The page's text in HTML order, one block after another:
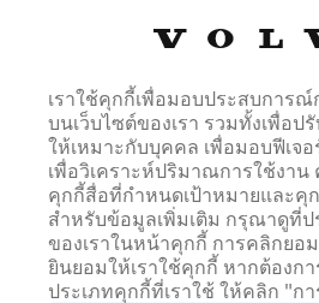
เราใช้คุกกี้เพื่อมอบประสบการ
บนเว็บไซต์ของเรา รวมทั้งเพื่อ
ให้เหมาะกับบุคคล เพื่อมอบฟีเจอ
เพื่อวิเคราะห์ปริมาณการใช้งาน
คุกกี้สื่อที่กำหนดเป้าหมายและคุ
สำหรับข้อมูลเพิ่มเติม กรุณาดูที่ป
ของเราในหน้าคุกกี้ การคลิกยอ
ยินยอมให้เราใช้คุกกี้ หากต้องกา
ประเภทคุกกี้ที่เราใช้ ให้คลิก "ก